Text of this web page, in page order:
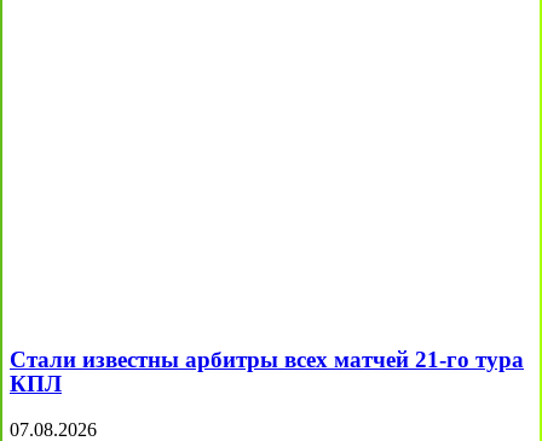
Стали известны арбитры всех матчей 21-го тура
КПЛ
07.08.2026